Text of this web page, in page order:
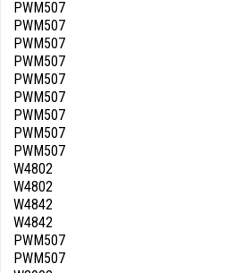
PWM507
PWM507
PWM507
PWM507
PWM507
PWM507
PWM507
PWM507
PWM507
W4802
W4802
W4842
W4842
PWM507
PWM507